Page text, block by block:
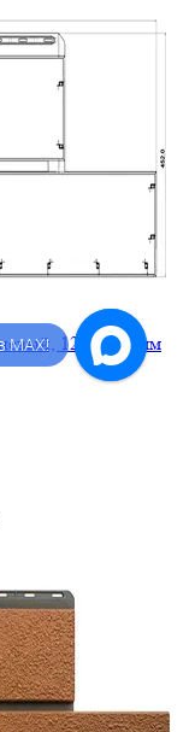
1260х450мм
MAX!